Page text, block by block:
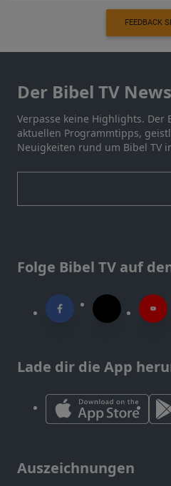
FEEDBACK
Der Bibel TV
Verpasse keine Highlights. Der
aktuellen Programmtipps,
Neuigkeiten rund um Bibel TV
Folge Bibel TV auf
Lade dir die App
Auszeichnungen